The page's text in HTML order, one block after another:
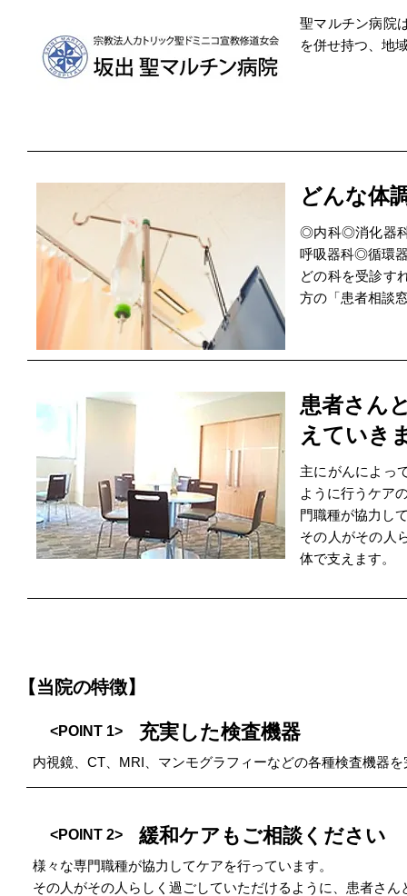
聖マルチン病院
を併せ持つ、地
どんな体
◎内科◎消化器
呼吸器科◎循環
どの科を受診す
方の「患者相談
患者さん
えていき
主にがんによっ
ように行うケア
門職種が協力し
その人がその人
体で支えます。
【当院の特徴】
<POINT 1> 充実した検査機器
内視鏡、CT、MRI、マンモグラフィーなどの各種検査機器
<POINT 2> 緩和ケアもご相談ください
様々な専門職種が協力してケアを行っています。
その人がその人らしく過ごしていただけるように、患者さ